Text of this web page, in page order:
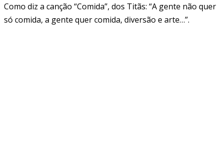
Como diz a canção “Comida”, dos Titãs: “A gente não quer
só comida, a gente quer comida, diversão e arte…”.